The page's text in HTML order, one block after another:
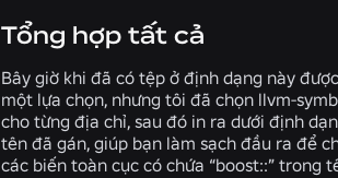
Tổng hợp tất cả
Bây giờ khi đã có tệp ở định dạng này
một lựa chọn, nhưng tôi đã chọn llvm-
cho từng địa chỉ, sau đó in ra dưới định
tên đã gán, giúp bạn làm sạch đầu ra để
các biến toàn cục có chứa “boost::” trong